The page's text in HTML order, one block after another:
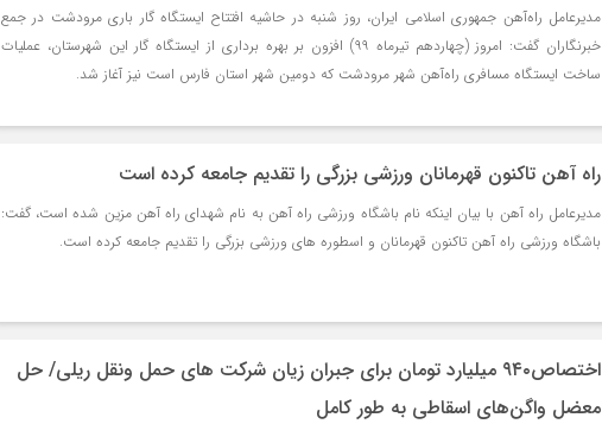
مدیرعامل راه‌آهن جمهوری اسلامی ایران، روز شنبه در حاشیه افتتاح ایستگاه گار باری مرودشت در جمع
خبرنگاران گفت: امروز (چهاردهم تیرماه ۹۹) افزون بر بهره برداری از ایستگاه گار این شهرستان، عملیات
ساخت ایستگاه مسافری راه‌آهن شهر مرودشت که دومین شهر استان فارس است نیز آغاز شد.
راه آهن تاکنون قهرمانان ورزشی بزرگی را تقدیم جامعه کرده است
مدیرعامل راه آهن با بیان اینکه نام باشگاه ورزشی راه آهن به نام شهدای راه آهن مزین شده است، گفت:
باشگاه ورزشی راه آهن تاکنون قهرمانان و اسطوره های ورزشی بزرگی را تقدیم جامعه کرده است.
اختصاص۹۴۰ میلیارد تومان برای جبران زیان شرکت های حمل ونقل ریلی/ حل
معضل واگن‌های اسقاطی به طور کامل